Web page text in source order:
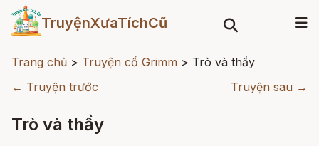
TruyệnXưaTíchCũ
Trang chủ > Truyện cổ Grimm > Trò và thầy
← Truyện trước
Truyện sau →
Trò và thầy